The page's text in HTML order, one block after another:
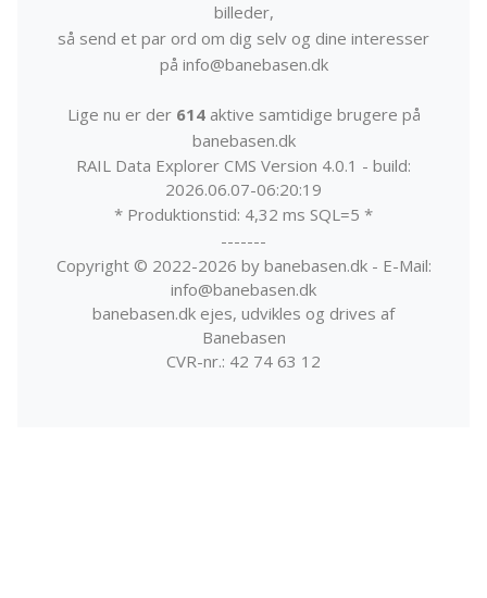
billeder,
så send et par ord om dig selv og dine interesser
på info@banebasen.dk
Lige nu er der 614aktive samtidige brugere på
banebasen.dk
RAIL Data Explorer CMS Version 4.0.1 - build:
2026.06.07-06:20:19
* Produktionstid: 4,32 ms SQL=5 *
-------
Copyright © 2022-2026 by banebasen.dk - E-Mail:
info@banebasen.dk
banebasen.dk ejes, udvikles og drives af
Banebasen
CVR-nr.: 42 74 63 12